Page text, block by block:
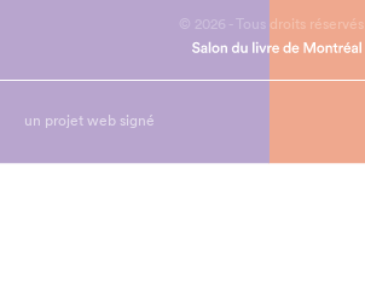
© 2026 - Tous droits réservés
un projet web signé